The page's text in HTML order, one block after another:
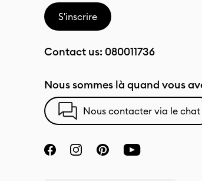
S'inscrire
Contact us: 080011736
Nous sommes là quand vous
Nous contacter via le chat